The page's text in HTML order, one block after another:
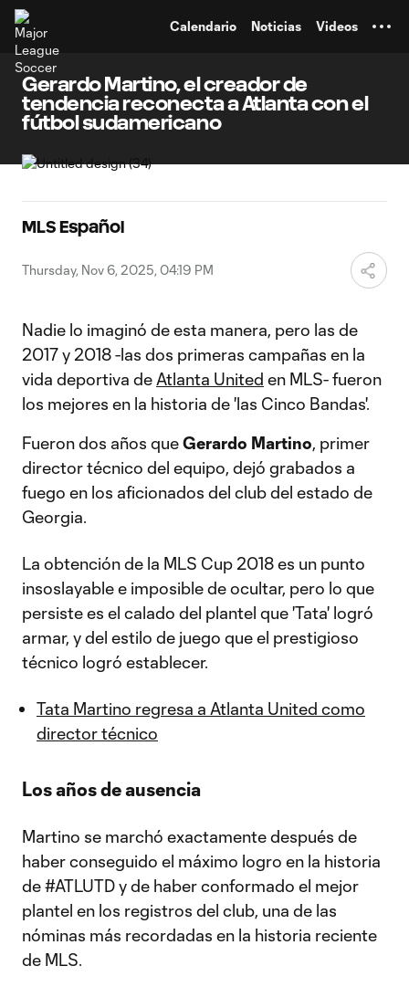
Calendario Noticias Videos
Gerardo Martino, el creador de
tendencia reconecta a Atlanta con el
fútbol sudamericano
MLS Español
Thursday, Nov 6, 2025, 04:19 PM
Nadie lo imaginó de esta manera, pero las de
2017 y 2018 -las dos primeras campañas en la
vida deportiva de Atlanta United en MLS- fueron
los mejores en la historia de 'las Cinco Bandas'.
Fueron dos años queGerardo Martino, primer
director técnico del equipo, dejó grabados a
fuego en los aficionados del club del estado de
Georgia.
La obtención de la MLS Cup 2018 es un punto
insoslayable e imposible de ocultar, pero lo que
persiste es el calado del plantel que 'Tata' logró
armar, y del estilo de juego que el prestigioso
técnico logró establecer.
Tata Martino regresa a Atlanta United como
director técnico
Los años de ausencia
Martino se marchó exactamente después de
haber conseguido el máximo logro en la historia
de #ATLUTD y de haber conformado el mejor
plantel en los registros del club, una de las
nóminas más recordadas en la historia reciente
de MLS.